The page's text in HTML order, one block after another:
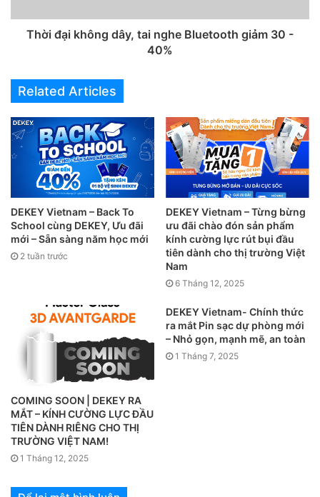
Thời đại không dây, tai nghe Bluetooth giảm 30 -
40%
Related Articles
DEKEY Vietnam – Back To
School cùng DEKEY, Ưu đãi
mới – Sẵn sàng năm học mới
2 tuần trước
DEKEY Vietnam – Từng bừng
ưu đãi chào đón sản phẩm
kính cường lực rút bụi đầu
tiên dành cho thị trường Việt
Nam
6 Tháng 12, 2025
COMING SOON | DEKEY RA
MẮT – KÍNH CƯỜNG LỰC ĐẦU
TIÊN DÀNH RIÊNG CHO THỊ
TRƯỜNG VIỆT NAM!
1 Tháng 12, 2025
DEKEY Vietnam- Chính thức
ra mắt Pin sạc dự phòng mới
– Nhỏ gọn, mạnh mẽ, an toàn
1 Tháng 7, 2025